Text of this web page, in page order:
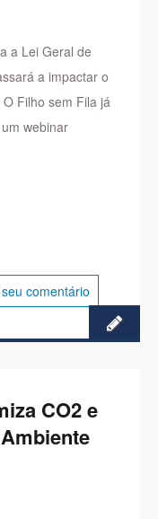
a Lei Geral de
a impactar o
Filho sem Fila já
webinar
comentário
CO2 e